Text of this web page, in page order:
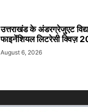
उत्तराखंड के अंडरग्रेजुएट
फाइनेंशियल लिटरेसी क्विज़
August 6, 2026